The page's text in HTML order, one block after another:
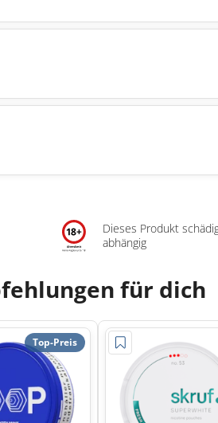
Dieses Produkt
abhängig
für dich
Top-Preis